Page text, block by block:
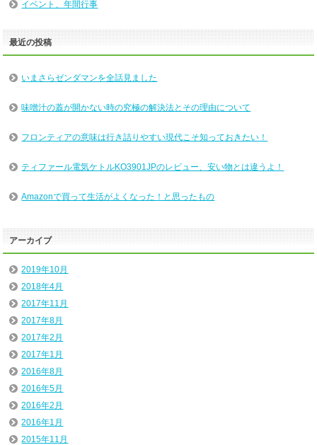
イベント、年間行事
最近の投稿
いまさらゼンダマンを全話見ました
味噌汁の蓋が開かない時の究極の解決法とその理由について
フロンティアの意味は行き詰りやすい現代こそ知っておきたい！
ティファール電気ケトルKO3901JPのレビュー、安い物とは違うよ！
Amazonで買って生活がよくなった！と思ったもの
アーカイブ
2019年10月
2018年4月
2017年11月
2017年8月
2017年2月
2017年1月
2016年8月
2016年5月
2016年2月
2016年1月
2015年11月